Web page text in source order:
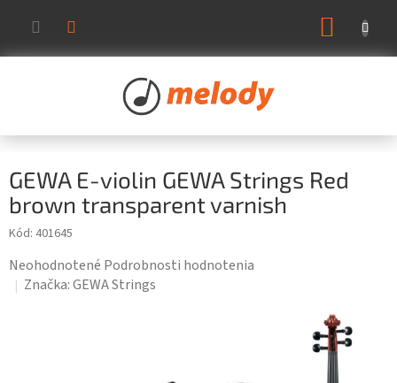
obsah
GEWA E-violin GEWA Strings Red
brown transparent varnish
Kód: 401645
Priemerné
hodnotenie
Neohodnotené Podrobnosti hodnotenia
Značka:GEWA Strings